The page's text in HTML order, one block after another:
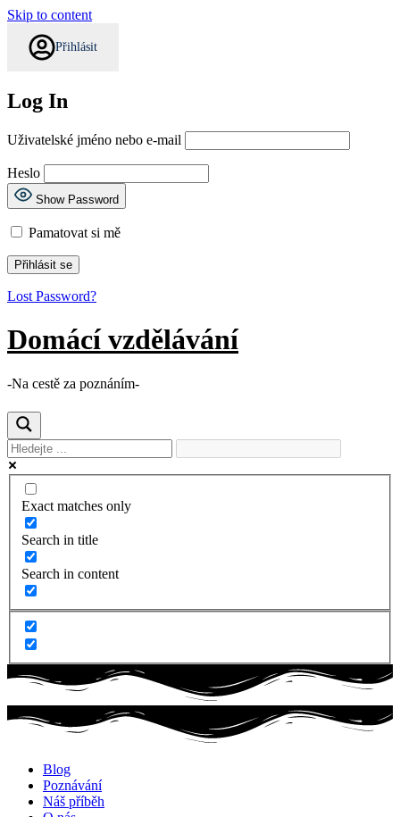
Skip to content
Přihlásit
Log In
Uživatelské jméno nebo e-mail
Heslo
Show Password
Pamatovat si mě
Lost Password?
Domácí vzdělávání
-Na cestě za poznáním-
Exact matches only
Search in title
Search in content
Blog
Poznávání
Náš příběh